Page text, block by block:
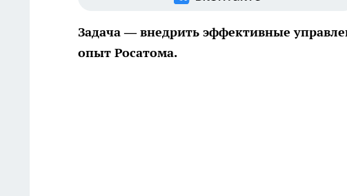
Задача — внедрить эффективные
опыт Росатома.